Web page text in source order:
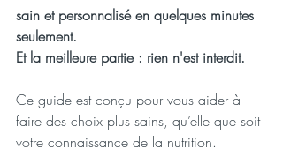
sain et personnalisé en quelques minutes
seulement.
Et la meilleure partie : rien n'est interdit.
Ce guide est conçu pour vous aider à
faire des choix plus sains, qu’elle que soit
votre connaissance de la nutrition.